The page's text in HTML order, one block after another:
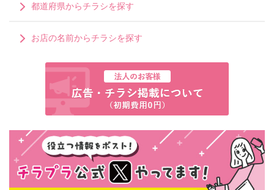
都道府県からチラシを探す
お店の名前からチラシを探す